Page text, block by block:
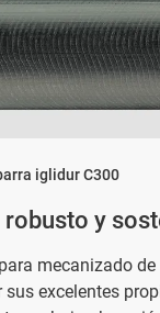
iglidur C300
y
mecanizado
sus excelentes